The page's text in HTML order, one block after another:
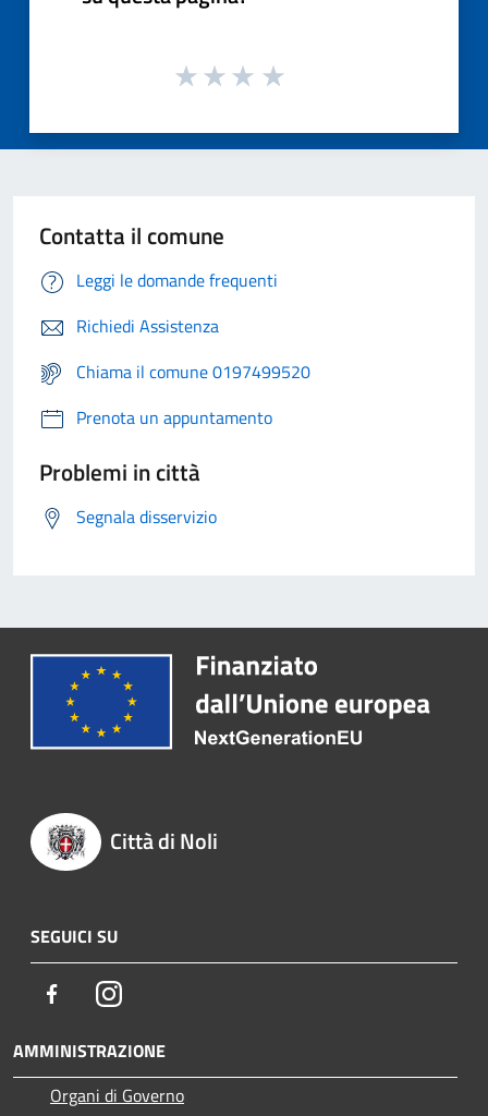
Contatta il comune
Leggi le domande frequenti
Richiedi Assistenza
Chiama il comune 0197499520
Prenota un appuntamento
Problemi in città
Segnala disservizio
Città di Noli
SEGUICI SU
FacebookInstagram
AMMINISTRAZIONE
Organi di Governo